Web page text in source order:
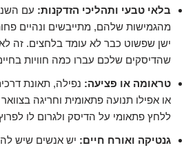
בלאי טבעי ותהליכי הזדקנות: עם
מהגמישות שלהם, מתייבשים ונהיים
ישן שפשוט כבר לא עומד בלחצים. זה
שהדיסקים שלכם עברו כמה חוויות
טראומה או פציעה: נפילה, תאונת
או אפילו תנועה פתאומית וחריגה
ללחץ פתאומי על הדיסק ולגרום לו
גנטיקה ואורח חיים: יש אנשים שיש